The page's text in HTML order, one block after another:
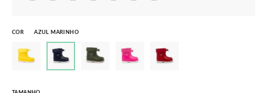
COR AZUL MARINHO